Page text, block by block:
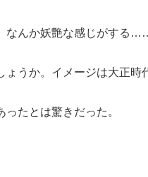
なんか妖艶な感じがする
ょうか。イメージは大正時
たとは驚きだった。